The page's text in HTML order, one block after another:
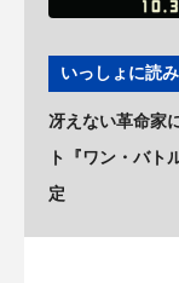
いっしょに読
冴えない革命家
ト『ワン・バト
定